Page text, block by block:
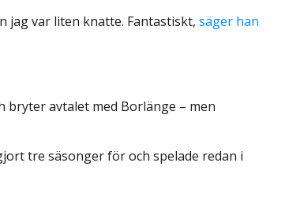
jag var liten knatte. Fantastiskt,säger han
bryter avtalet med Borlänge – men
tre säsonger för och spelade redan i